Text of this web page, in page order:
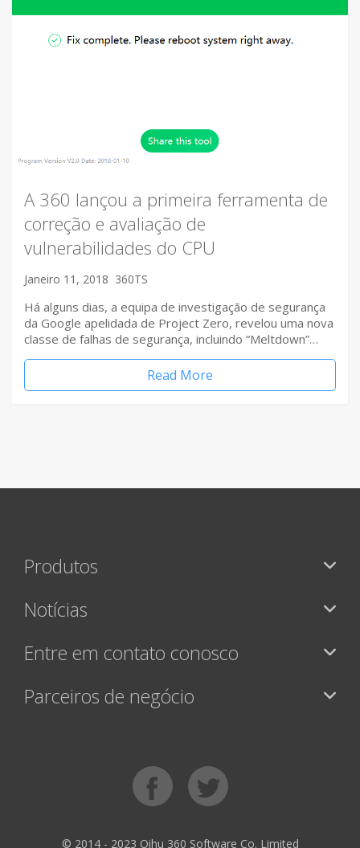
A 360 lançou a primeira ferramenta de
correção e avaliação de
vulnerabilidades do CPU
Janeiro 11, 2018 360TS
Há alguns dias, a equipa de investigação de segurança
da Google apelidada de Project Zero, revelou uma nova
classe de falhas de segurança, incluindo “Meltdown”…
Read More
Produtos
Notícias
Entre em contato conosco
Parceiros de negócio
© 2014 - 2023 Qihu 360 Software Co. Limited